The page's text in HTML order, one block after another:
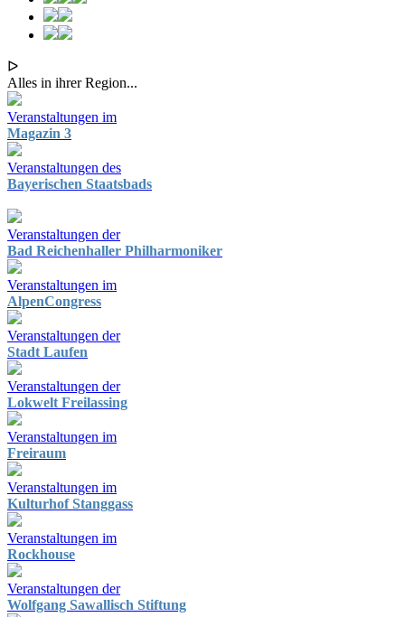
ᐅ
Alles in ihrer Region...
Veranstaltungen im
Magazin 3
Veranstaltungen des
Bayerischen Staatsbads
Veranstaltungen der
Bad Reichenhaller Philharmoniker
Veranstaltungen im
AlpenCongress
Veranstaltungen der
Stadt Laufen
Veranstaltungen der
Lokwelt Freilassing
Veranstaltungen im
Freiraum
Veranstaltungen im
Kulturhof Stanggass
Veranstaltungen im
Rockhouse
Veranstaltungen der
Wolfgang Sawallisch Stiftung